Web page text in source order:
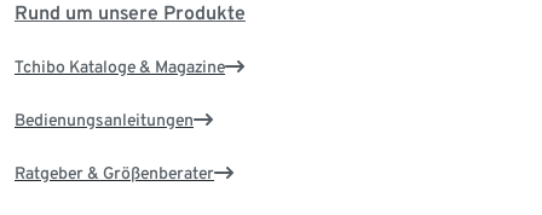
Rund um unsere Produkte
Tchibo Kataloge & Magazine
Bedienungsanleitungen
Ratgeber & Größenberater